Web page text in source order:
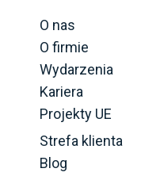
O nas
O firmie
Wydarzenia
Kariera
Projekty UE
Strefa klienta
Blog